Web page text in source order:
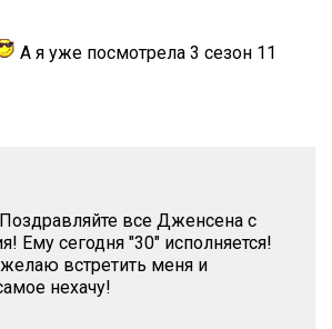
А я уже посмотрела 3 сезон 11
все Дженсена с
Ему сегодня "30" исполняется!
встретить меня и
нехачу!